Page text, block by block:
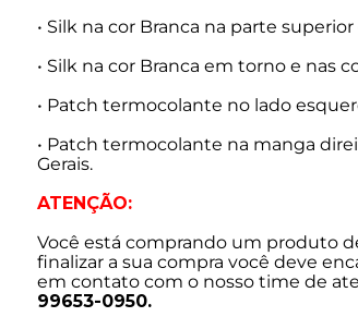
• Silk na cor Branca na parte
• Silk na cor Branca em torno e nas
• Patch termocolante no lado
• Patch termocolante na manga
Gerais.
ATENÇÃO:
Você está comprando um produto
finalizar a sua compra você deve
em contato com o nosso time de
99653-0950.